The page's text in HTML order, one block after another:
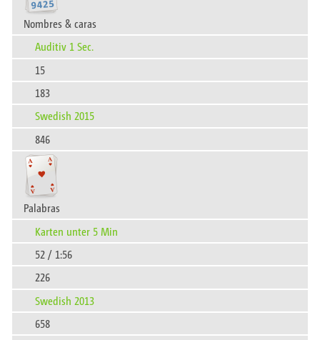
Nombres & caras
Auditiv 1 Sec.
15
183
Swedish 2015
846
Palabras
Karten unter 5 Min
52 / 1:56
226
Swedish 2013
658